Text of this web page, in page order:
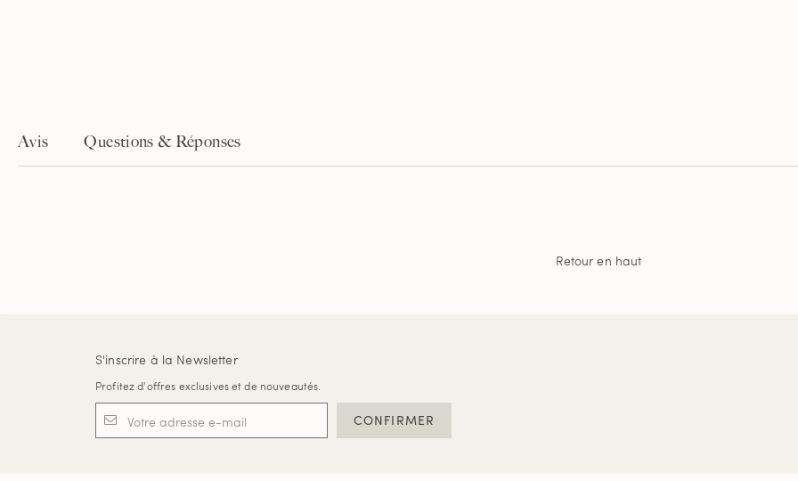
Avis Questions & Réponses
Retour en haut
S'inscrire à la Newsletter
Profitez d'offres exclusives et de nouveautés.
CONFIRMER